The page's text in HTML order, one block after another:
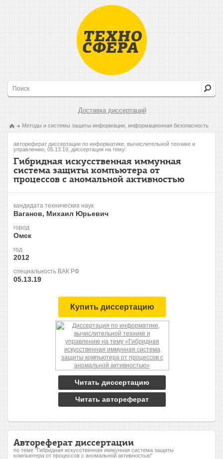
Доставка диссертаций
Методы и системы защиты информации, информационная безопасность
автореферат диссертации по информатике, вычислительной технике и
управлению, 05.13.19, диссертация на тему:
Гибридная искусственная иммунная
система защиты компьютера от
процессов с аномальной активностью
кандидата технических наук
Ваганов, Михаил Юрьевич
город
Омск
год
2012
специальность ВАК РФ
05.13.19
Купить диссертацию
Читать диссертацию
Читать автореферат
Автореферат диссертации
по теме "Гибридная искусственная иммунная система защиты
компьютера от процессов с аномальной активностью"